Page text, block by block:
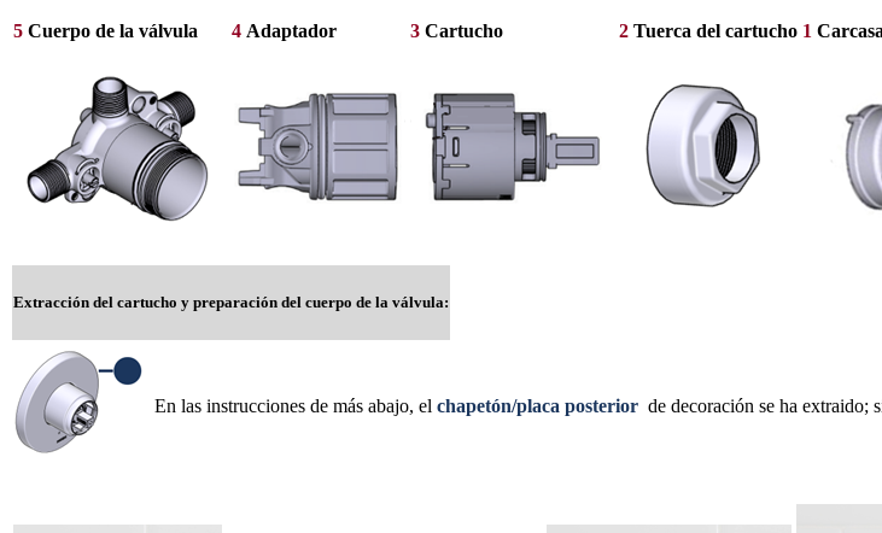
5 Cuerpo de la válvula 4 Adaptador 3 Cartucho 2 Tuerca del cartucho 1
Extracción del cartucho y preparación del cuerpo de la válvula:
En las instrucciones de más abajo, el chapetón/placa posterior de decoración se ha extraido;